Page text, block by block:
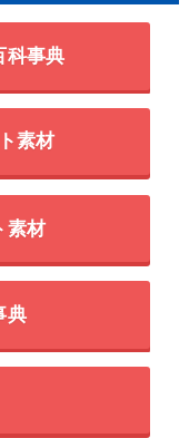
科事典
素材
素材
典